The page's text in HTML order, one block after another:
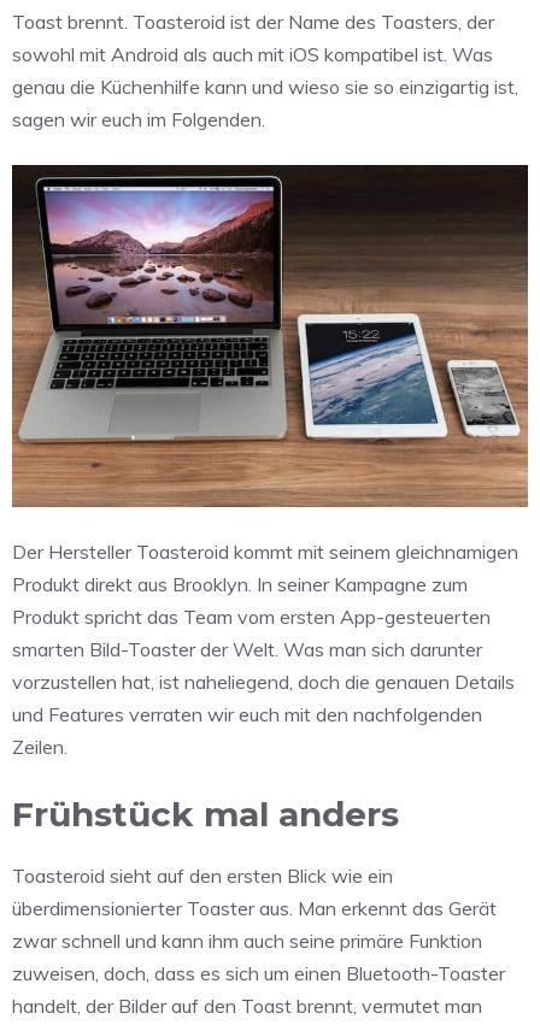
Toast brennt. Toasteroid ist der Name des Toasters, der
sowohl mit Android als auch mit iOS kompatibel ist. Was
genau die Küchenhilfe kann und wieso sie so einzigartig ist,
sagen wir euch im Folgenden.
Der Hersteller Toasteroid kommt mit seinem gleichnamigen
Produkt direkt aus Brooklyn. In seiner Kampagne zum
Produkt spricht das Team vom ersten App-gesteuerten
smarten Bild-Toaster der Welt. Was man sich darunter
vorzustellen hat, ist naheliegend, doch die genauen Details
und Features verraten wir euch mit den nachfolgenden
Zeilen.
Frühstück mal anders
Toasteroid sieht auf den ersten Blick wie ein
überdimensionierter Toaster aus. Man erkennt das Gerät
zwar schnell und kann ihm auch seine primäre Funktion
zuweisen, doch, dass es sich um einen Bluetooth-Toaster
handelt, der Bilder auf den Toast brennt, vermutet man